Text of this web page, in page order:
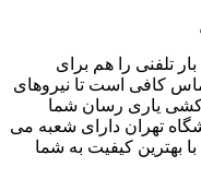
تلفنی را هم برای
کافی است تا نیروهای
کشی یاری رسان شما
تهران دارای شعبه می
بهترین کیفیت به شما